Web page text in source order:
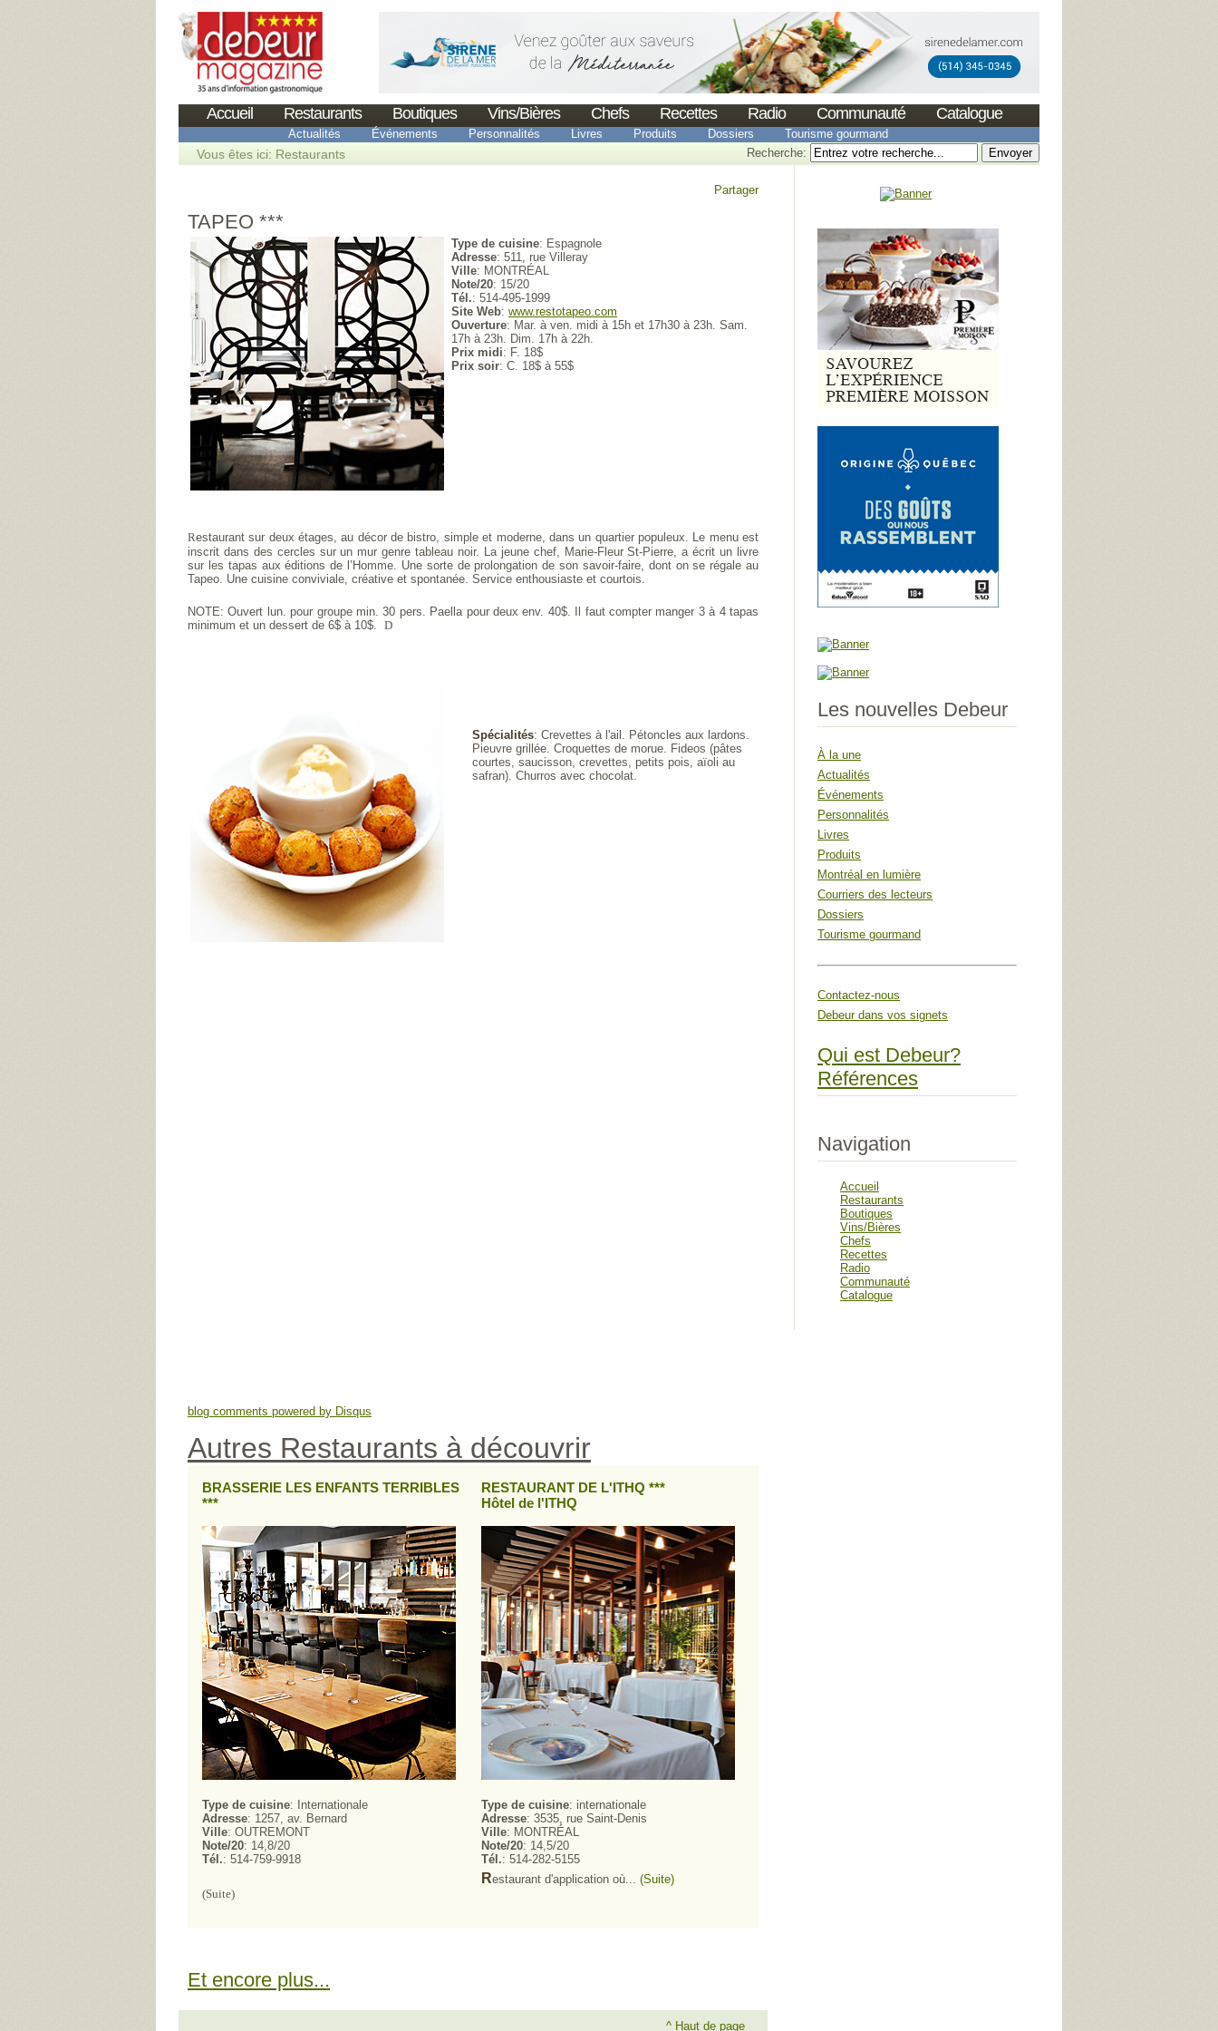
Accueil Restaurants Boutiques Vins/Bières Chefs Recettes Radio Communauté Catalogue
Actualités Événements Personnalités Livres Produits Dossiers Tourisme gourmand
Vous êtes ici: Restaurants Recherche:
Partager
TAPEO ***
Type de cuisine: Espagnole
Adresse: 511, rue Villeray
Ville: MONTRÉAL
Note/20: 15/20
Tél.: 514-495-1999
Site Web: www.restotapeo.com
Ouverture: Mar. à ven. midi à 15h et 17h30 à 23h. Sam.
17h à 23h. Dim. 17h à 22h.
Prix midi: F. 18$
Prix soir: C. 18$ à 55$
Restaurant sur deux étages, au décor de bistro, simple et moderne, dans un quartier populeux. Le menu est
inscrit dans des cercles sur un mur genre tableau noir. La jeune chef, Marie-Fleur St-Pierre, a écrit un livre
sur les tapas aux éditions de l’Homme. Une sorte de prolongation de son savoir-faire, dont on se régale au
Tapeo. Une cuisine conviviale, créative et spontanée. Service enthousiaste et courtois.
NOTE: Ouvert lun. pour groupe min. 30 pers. Paella pour deux env. 40$. Il faut compter manger 3 à 4 tapas
minimum et un dessert de 6$ à 10$. D
Spécialités: Crevettes à l'ail. Pétoncles aux lardons.
Pieuvre grillée. Croquettes de morue. Fideos (pâtes
courtes, saucisson, crevettes, petits pois, aïoli au
safran). Churros avec chocolat.
blog comments powered by Disqus
Autres Restaurants à découvrir
BRASSERIE LES ENFANTS TERRIBLES
***
RESTAURANT DE L'ITHQ ***
Hôtel de l'ITHQ
Type de cuisine: Internationale
Adresse: 1257, av. Bernard
Ville: OUTREMONT
Note/20: 14,8/20
Tél.: 514-759-9918
(Suite)
Type de cuisine: internationale
Adresse: 3535, rue Saint-Denis
Ville: MONTRÉAL
Note/20: 14,5/20
Tél.: 514-282-5155
Restaurant d'application où... (Suite)
Et encore plus...
^ Haut de page
Les nouvelles Debeur
À la une
Actualités
Événements
Personnalités
Livres
Produits
Montréal en lumière
Courriers des lecteurs
Dossiers
Tourisme gourmand
Contactez-nous
Debeur dans vos signets
Qui est Debeur?
Références
Navigation
Accueil
Restaurants
Boutiques
Vins/Bières
Chefs
Recettes
Radio
Communauté
Catalogue